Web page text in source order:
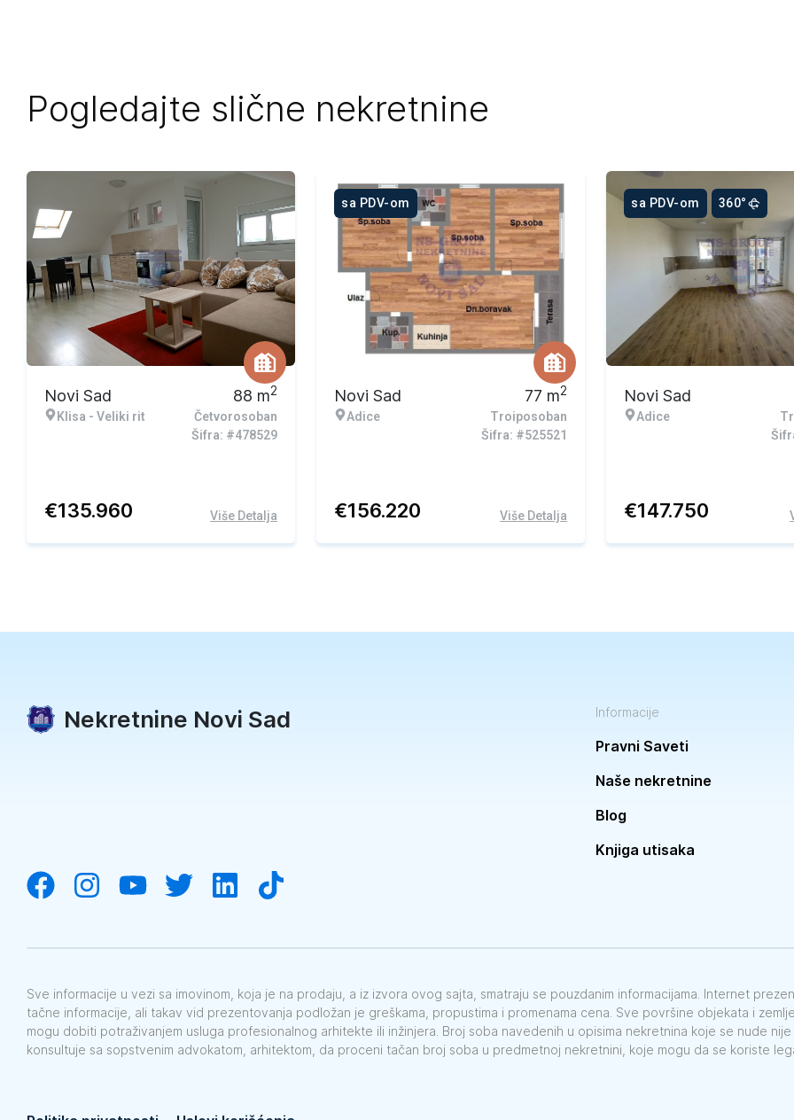
Pogledajte slične nekretnine
Novi Sad
Klisa - Veliki rit
88 m2
Četvorosoban
Šifra: #478529
€135.960 Više Detalja
sa PDV-om
Novi Sad
Adice
77 m2
Troiposoban
Šifra: #525521
€156.220 Više Detalja
sa PDV-om 360°
Novi Sad
Adice
€147.750
Nekretnine Novi Sad Informacije
Pravni Saveti
Naše nekretnine
Blog
Knjiga utisaka
Sve informacije u vezi sa imovinom, koja je na prodaju, a iz izvora ovog sajta, smatraju se pouzdanim informacijama. Internet
tačne informacije, ali takav vid prezentovanja podložan je greškama, propustima i promenama cena. Sve površine objekata i
mogu dobiti potraživanjem usluga profesionalnog arhitekte ili inžinjera. Broj soba navedenih u opisima nekretnina koje se nude
konsultuje sa sopstvenim advokatom, arhitektom, da proceni tačan broj soba u predmetnoj nekretnini, koje mogu da se koriste